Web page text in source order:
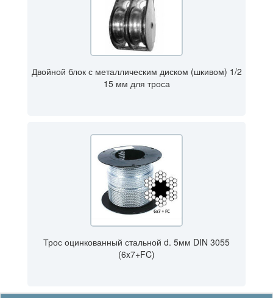
Двойной блок с металлическим диском (шкивом) 1/2
15 мм для троса
Трос оцинкованный стальной d. 5мм DIN 3055
(6x7+FC)